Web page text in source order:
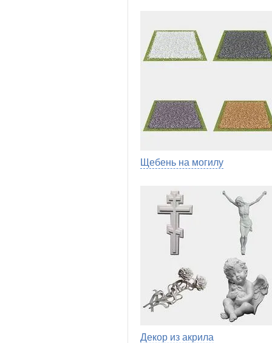
Щебень на могилу
Декор из акрила